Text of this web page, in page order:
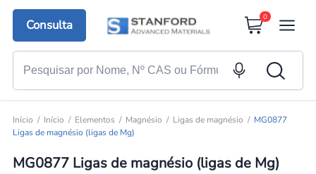
Consulta
0
Início Início Elementos Magnésio Ligas de magnésio
MG0877
Ligas de magnésio (ligas de Mg)
MG0877 Ligas de magnésio (ligas de Mg)